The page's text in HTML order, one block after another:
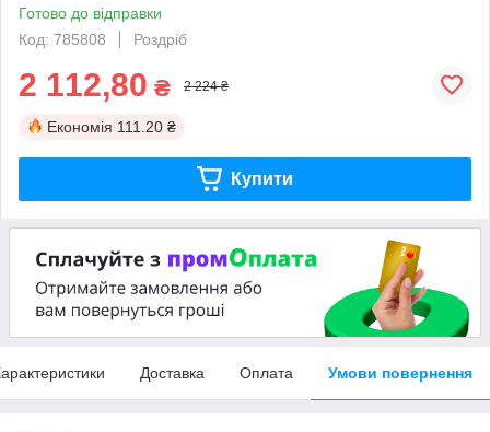
Готово до відправки
Код: 785808
Роздріб
2 112,80 ₴ 2 224 ₴
Економія 111.20 ₴
Купити
Доставка Оплата Умови повернення